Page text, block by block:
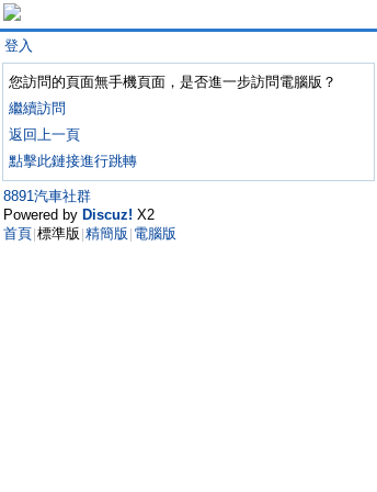
登入
您訪問的頁面無手機頁面，是否進一步訪問電腦版？
繼續訪問
返回上一頁
點擊此鏈接進行跳轉
8891汽車社群
Powered by Discuz! X2
首頁 標準版 精簡版 電腦版